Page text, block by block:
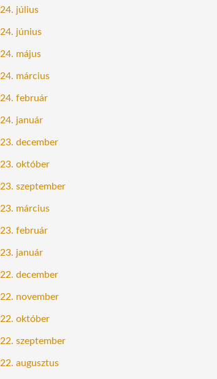
július
június
május
március
február
január
december
október
szeptember
március
február
január
december
november
október
szeptember
augusztus